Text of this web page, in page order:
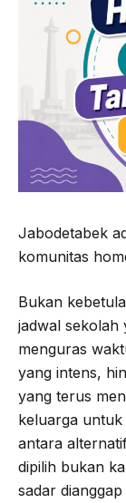
Jabodetabek
komunitas
Bukan
jadwal sekolah
menguras
yang intens,
yang terus
keluarga
antara
dipilih bukan
sadar